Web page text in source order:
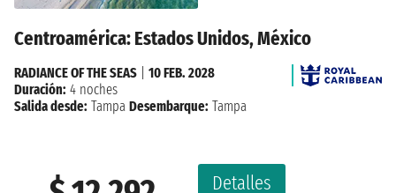
Centroamérica: Estados Unidos, México
Detalles
RADIANCE OF THE SEAS
10 FEB. 2028
Duración: 4 noches
Salida desde: Tampa Desembarque: Tampa